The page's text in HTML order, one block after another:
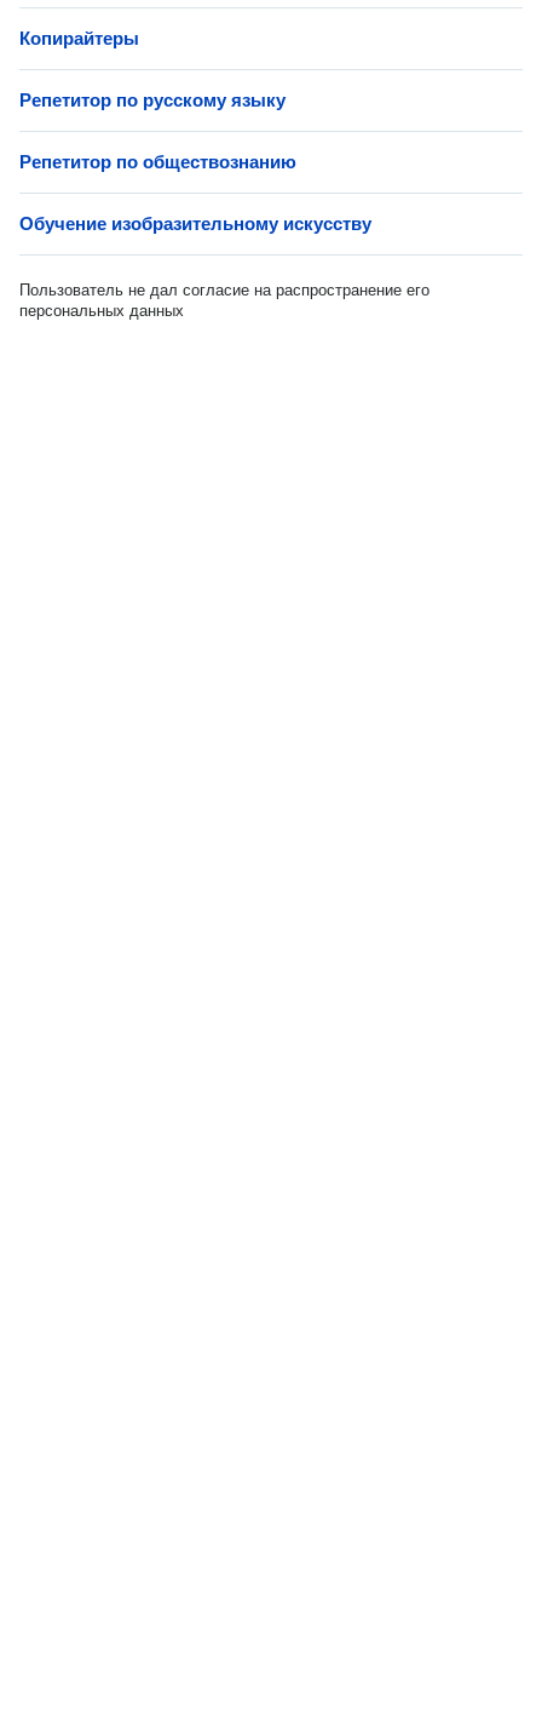
Копирайтеры
Репетитор по русскому языку
Репетитор по обществознанию
Обучение изобразительному искусству
Пользователь не дал согласие на распространение его
персональных данных